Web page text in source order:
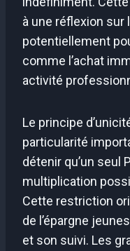
à une réflexion sur
potentiellement
comme l’achat
activité
Le principe
particularité
détenir qu’un seul
multiplication
Cette restriction
de l’épargne
et son suivi. Les